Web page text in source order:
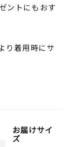
ントにもおす
り着用時にサ
お届けサイ
ズ